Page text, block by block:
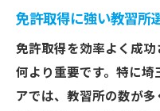
免許取得に強い教習所
免許取得を効率よく成
何より重要です。特に埼
アでは、教習所の数が